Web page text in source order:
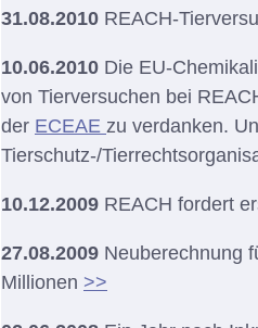
31.08.2010 REACH-
10.06.2010 Die EU-
von Tierversuchen bei
der ECEAE zu verdanken.
Tierschutz-/
10.12.2009 REACH fordert
27.08.2009 Neuberechnung
Millionen >>